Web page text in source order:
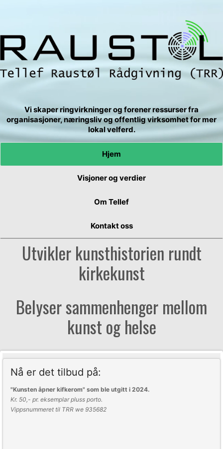
Vi skaper ringvirkninger og forener ressurser fra
organisasjoner, næringsliv og offentlig virksomhet for mer
lokal velferd.
Hjem
Visjoner og verdier
Om Tellef
Kontakt oss
Utvikler kunsthistorien rundt
kirkekunst
Belyser sammenhenger mellom
kunst og helse
Nå er det tilbud på:
"Kunsten åpner kifkerom" som ble utgitt i 2024.
Kr. 50,- pr. eksemplar pluss porto.
Vippsnummeret til TRR we 935682